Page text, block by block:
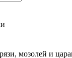
мозолей и